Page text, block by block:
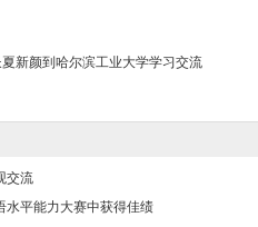
新颜到哈尔滨工业大学学习交流
交流
水平能力大赛中获得佳绩